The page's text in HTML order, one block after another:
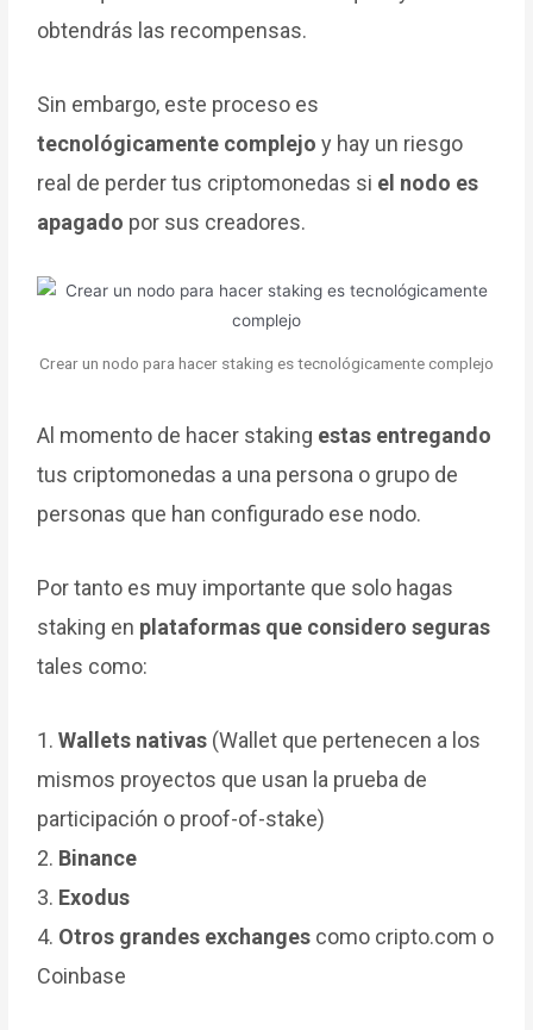
obtendrás las recompensas.
Sin embargo, este proceso es
tecnológicamente complejo y hay un riesgo
real de perder tus criptomonedas si el nodo es
apagado por sus creadores.
Crear un nodo para hacer staking es tecnológicamente complejo
Al momento de hacer staking estas entregando
tus criptomonedas a una persona o grupo de
personas que han configurado ese nodo.
Por tanto es muy importante que solo hagas
staking en plataformas que considero seguras
tales como:
1.Wallets nativas (Wallet que pertenecen a los
mismos proyectos que usan la prueba de
participación o proof-of-stake)
2. Binance
3. Exodus
4. Otros grandes exchanges como cripto.com o
Coinbase